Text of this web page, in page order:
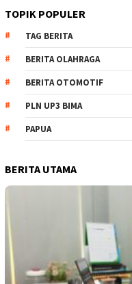
TOPIK POPULER
TAG BERITA
BERITA OLAHRAGA
BERITA OTOMOTIF
PLN UP3 BIMA
PAPUA
BERITA UTAMA